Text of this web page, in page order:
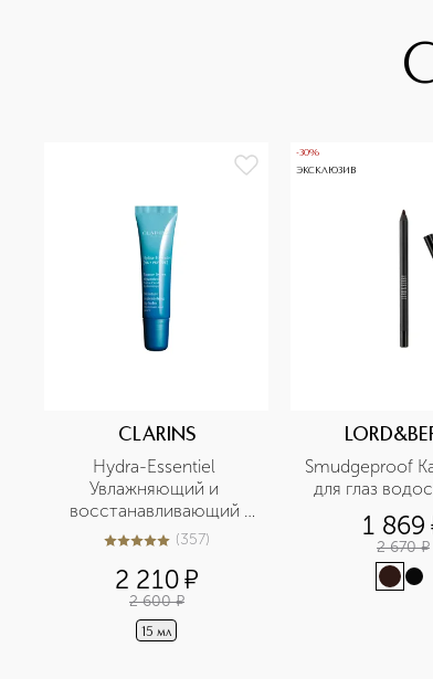
CLARINS
Hydra-Essentiel
Увлажняющий и
восстанавливающий
бальзам для губ
5из 5357 (357)
2 210¤
2 600 ¤
15 мл
-30%
ЭКСКЛЮЗИВ
Smudgeproof
для глаз
1 869
2 670 ¤